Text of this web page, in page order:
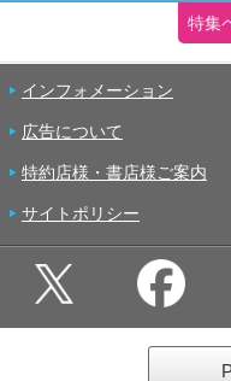
特集
インフォメーション
広告について
特約店様・書店様ご案内
サイトポリシー